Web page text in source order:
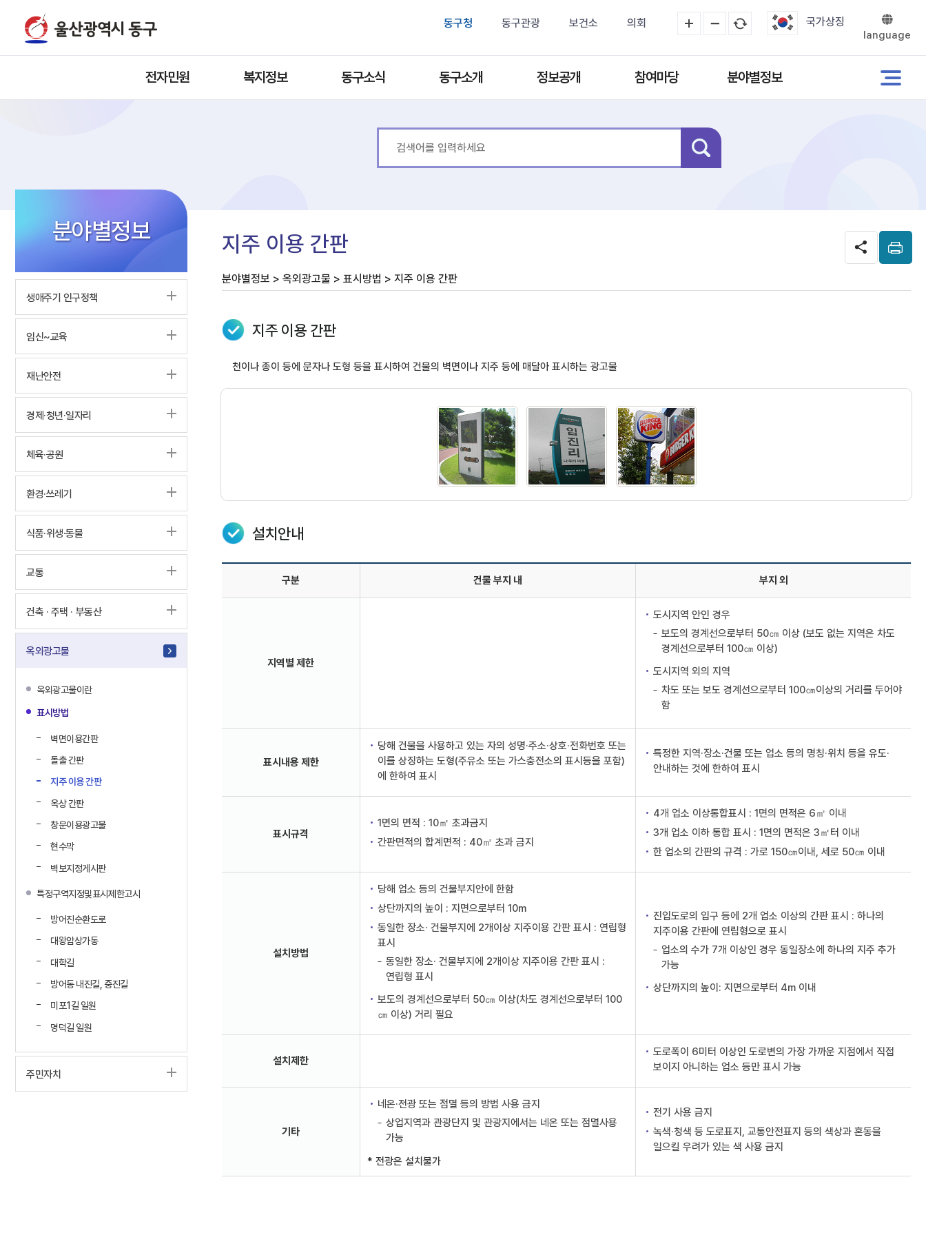
동구청 동구관광 보건소 의회 국가상징
language
전자민원 복지정보 동구소식 동구소개 정보공개 참여마당 분야별정보
분야별정보
생애주기 인구정책
임신~교육
재난안전
경제·청년·일자리
체육·공원
환경·쓰레기
식품·위생·동물
교통
건축 · 주택 · 부동산
옥외광고물
옥외광고물이란
표시방법
벽면이용간판
돌출 간판
지주 이용 간판
옥상 간판
창문이용광고물
현수막
벽보지정게시판
특정구역지정및표시제한고시
방어진순환도로
대왕암상가동
대학길
방어동 내진길, 중진길
미포1길 일원
명덕길 일원
주민자치
지주 이용 간판
분야별정보 > 옥외광고물 > 표시방법 > 지주 이용 간판
지주 이용 간판
천이나 종이 등에 문자나 도형 등을 표시하여 건물의 벽면이나 지주 등에 매달아 표시하는 광고물
설치안내
구분 건물 부지 내 부지 외
지역별 제한
도시지역 안인 경우
보도의 경계선으로부터 50㎝ 이상 (보도 없는 지역은 차도
경계선으로부터 100㎝ 이상)
도시지역 외의 지역
차도 또는 보도 경계선으로부터 100㎝이상의 거리를 두어야
함
표시내용 제한
당해 건물을 사용하고 있는 자의 성명·주소·상호·전화번호 또는
이를 상징하는 도형(주유소 또는 가스충전소의 표시등을 포함)
에 한하여 표시
특정한 지역·장소·건물 또는 업소 등의 명칭·위치 등을 유도·
안내하는 것에 한하여 표시
표시규격
1면의 면적 : 10㎡ 초과금지
간판면적의 합계면적 : 40㎡ 초과 금지
4개 업소 이상통합표시 : 1면의 면적은 6㎡ 이내
3개 업소 이하 통합 표시 : 1면의 면적은 3㎡터 이내
한 업소의 간판의 규격 : 가로 150㎝이내, 세로 50㎝ 이내
설치방법
당해 업소 등의 건물부지안에 한함
상단까지의 높이 : 지면으로부터 10m
동일한 장소· 건물부지에 2개이상 지주이용 간판 표시 : 연립형
표시
동일한 장소· 건물부지에 2개이상 지주이용 간판 표시 :
연립형 표시
보도의 경계선으로부터 50㎝ 이상(차도 경계선으로부터 100
㎝ 이상) 거리 필요
진입도로의 입구 등에 2개 업소 이상의 간판 표시 : 하나의
지주이용 간판에 연립형으로 표시
업소의 수가 7개 이상인 경우 동일장소에 하나의 지주 추가
가능
상단까지의 높이: 지면으로부터 4m 이내
설치제한
도로폭이 6미터 이상인 도로변의 가장 가까운 지점에서 직접
보이지 아니하는 업소 등만 표시 가능
기타
네온·전광 또는 점멸 등의 방법 사용 금지
상업지역과 관광단지 및 관광지에서는 네온 또는 점멸사용
가능
* 전광은 설치불가
전기 사용 금지
녹색·청색 등 도로표지, 교통안전표지 등의 색상과 혼동을
일으킬 우려가 있는 색 사용 금지